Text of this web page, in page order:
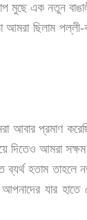
মুছে এক নতুন
আমরা ছিলাম
প্রমাণ
দিতেও
হতাম তাহলে
যার